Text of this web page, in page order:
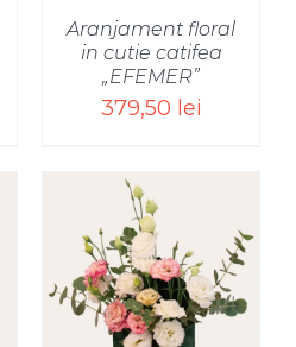
Aranjament floral
in cutie catifea
„EFEMER”
379,50 lei